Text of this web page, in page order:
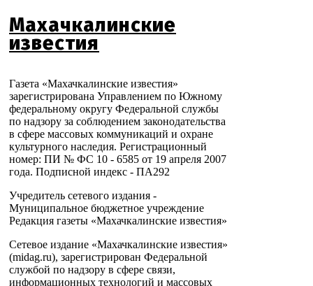
Махачкалинские
известия
Газета «Махачкалинские известия»
зарегистрирована Управлением по Южному
федеральному округу Федеральной службы
по надзору за соблюдением законодательства
в сфере массовых коммуникаций и охране
культурного наследия. Регистрационный
номер: ПИ № ФС 10 - 6585 от 19 апреля 2007
года. Подписной индекс - ПА292
Учредитель сетевого издания -
Муниципальное бюджетное учреждение
Редакция газеты «Махачкалинские известия»
Сетевое издание «Махачкалинские известия»
(midag.ru), зарегистрирован Федеральной
службой по надзору в сфере связи,
информационных технологий и массовых